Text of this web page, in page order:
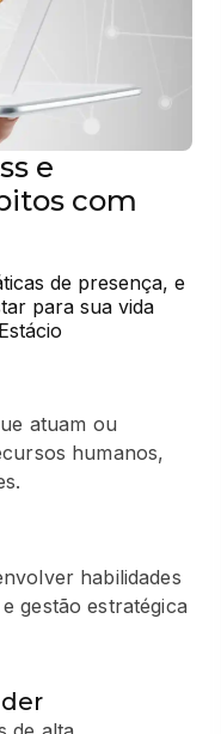
e
com
de presença, e
para sua vida
atuam ou
humanos,
habilidades
gestão estratégica